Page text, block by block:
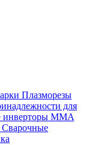
Плазморезы
для
инверторы MMA
Сварочные